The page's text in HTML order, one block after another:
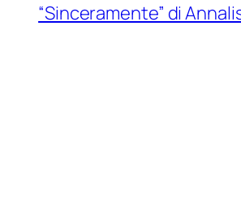
“Sinceramente” di